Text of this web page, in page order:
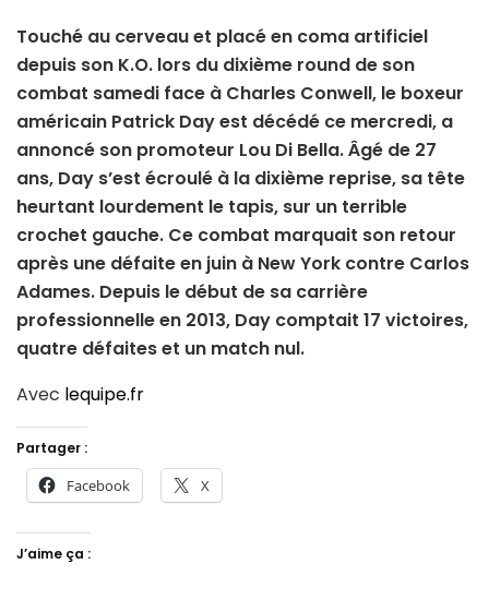
Touché au cerveau et placé en coma artificiel
depuis son K.O. lors du dixième round de son
combat samedi face à Charles Conwell, le boxeur
américain Patrick Day est décédé ce mercredi, a
annoncé son promoteur Lou Di Bella. Âgé de 27
ans, Day s’est écroulé à la dixième reprise, sa tête
heurtant lourdement le tapis, sur un terrible
crochet gauche. Ce combat marquait son retour
après une défaite en juin à New York contre Carlos
Adames. Depuis le début de sa carrière
professionnelle en 2013, Day comptait 17 victoires,
quatre défaites et un match nul.
Avec lequipe.fr
Partager :
Facebook X
J’aime ça :